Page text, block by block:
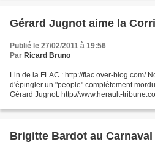
Gérard Jugnot aime la
Publié le 27/02/2011 à 19:56
Par Ricard Bruno
Lin de la FLAC : http://flac.over-blog.com/
d'épingler un "people" complètement
Gérard Jugnot. http://www.herault-
Brigitte Bardot au Carnaval